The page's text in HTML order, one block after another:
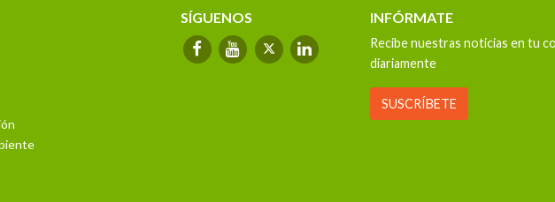
SÍGUENOS INFÓRMATE
Recibe nuestras noticias en tu
diariamente
SUSCRÍBETE